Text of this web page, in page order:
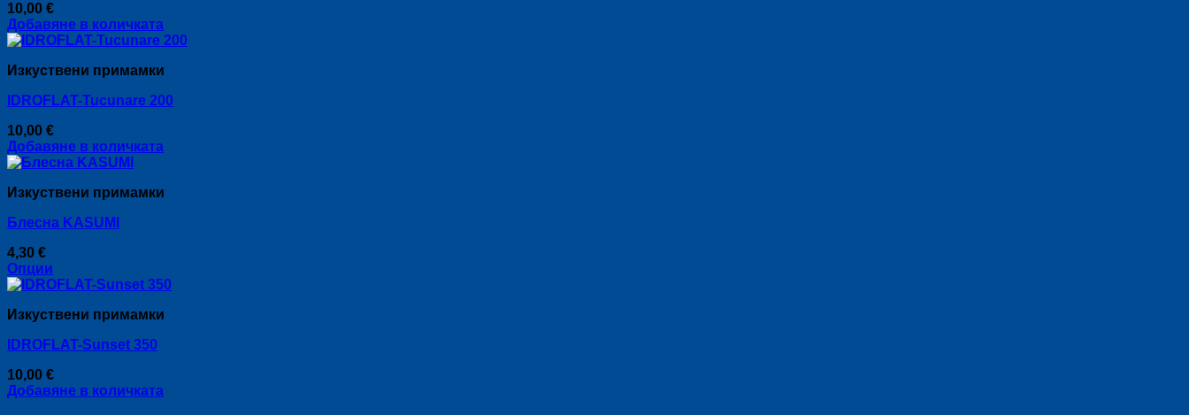
10,00 €
Добавяне в количката
Изкуствени примамки
IDROFLAT-Tucunare 200
10,00 €
Добавяне в количката
Изкуствени примамки
Блесна KASUMI
4,30 €
Опции
This
has
variants.
options
may
Изкуствени примамки
IDROFLAT-Sunset 350
10,00 €
Добавяне в количката